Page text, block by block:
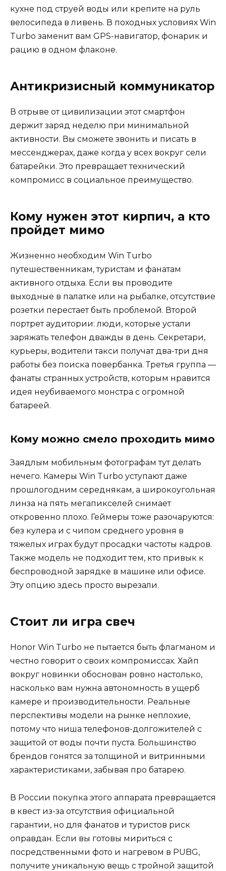
кухне под струей воды или крепите на руль
велосипеда в ливень. В походных условиях Win
Turbo заменит вам GPS-навигатор, фонарик и
рацию в одном флаконе.
Антикризисный коммуникатор
В отрыве от цивилизации этот смартфон
держит заряд неделю при минимальной
активности. Вы сможете звонить и писать в
мессенджерах, даже когда у всех вокруг сели
батарейки. Это превращает технический
компромисс в социальное преимущество.
Кому нужен этот кирпич, а кто
пройдет мимо
Жизненно необходим Win Turbo
путешественникам, туристам и фанатам
активного отдыха. Если вы проводите
выходные в палатке или на рыбалке, отсутствие
розетки перестает быть проблемой. Второй
портрет аудитории: люди, которые устали
заряжать телефон дважды в день. Секретари,
курьеры, водители такси получат два-три дня
работы без поиска повербанка. Третья группа —
фанаты странных устройств, которым нравится
идея неубиваемого монстра с огромной
батареей.
Кому можно смело проходить мимо
Заядлым мобильным фотографам тут делать
нечего. Камеры Win Turbo уступают даже
прошлогодним середнякам, а широкоугольная
линза на пять мегапикселей снимает
откровенно плохо. Геймеры тоже разочаруются:
без кулера и с чипом среднего уровня в
тяжелых играх будут просадки частоты кадров.
Также модель не подходит тем, кто привык к
беспроводной зарядке в машине или офисе.
Эту опцию здесь просто вырезали.
Стоит ли игра свеч
Honor Win Turbo не пытается быть флагманом и
честно говорит о своих компромиссах. Хайп
вокруг новинки обоснован ровно настолько,
насколько вам нужна автономность в ущерб
камере и производительности. Реальные
перспективы модели на рынке неплохие,
потому что ниша телефонов-долгожителей с
защитой от воды почти пуста. Большинство
брендов гонятся за толщиной и витринными
характеристиками, забывая про батарею.
В России покупка этого аппарата превращается
в квест из-за отсутствия официальной
гарантии, но для фанатов и туристов риск
оправдан. Если вы готовы мириться с
посредственными фото и нагревом в PUBG,
получите уникальную вещь с тройной защитой